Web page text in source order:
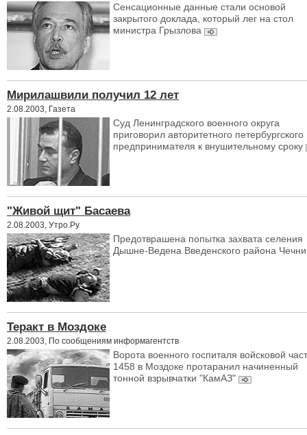
Сенсационные данные стали основой
закрытого доклада, который лег на стол
министра Грызлова
Мирилашвили получил 12 лет
2.08.2003, Газета
Суд Ленинградского военного округа
приговорил авторитетного петербургского
предпринимателя к внушительному сроку
"Живой щит" Басаева
2.08.2003, Утро.Ру
Предотврашена попытка захвата селения
Дышне-Ведена Введенского района Чечни
Теракт в Моздоке
2.08.2003, По сообщениям информагентств
Ворота военного госпиталя войсковой
1458 в Моздоке протаранил начиненный
тонной взрывчатки "КамАЗ"